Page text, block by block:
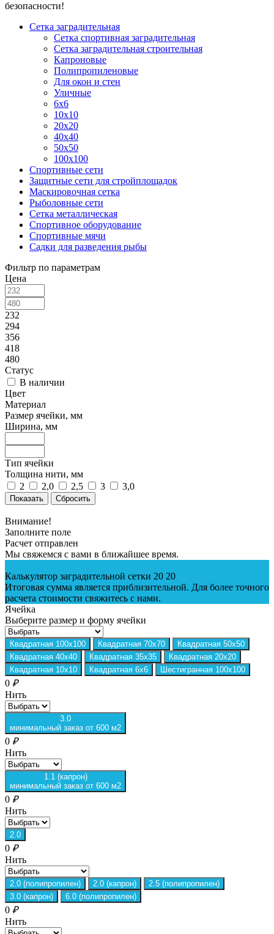
безопасности!
Сетка заградительная
Сетка спортивная заградительная
Сетка заградительная строительная
Капроновые
Полипропиленовые
Для окон и стен
Уличные
6х6
10х10
20х20
40х40
50х50
100х100
Спортивные сети
Защитные сети для стройплощадок
Маскировочная сетка
Рыболовные сети
Сетка металлическая
Спортивное оборудование
Спортивные мячи
Садки для разведения рыбы
Фильтр по параметрам
Цена
232
294
356
418
480
Статус
В наличии
Цвет
Материал
Размер ячейки, мм
Ширина, мм
Тип ячейки
Толщина нити, мм
2
2,0 2,5 3 3,0
Сбросить
Внимание!
Заполните поле
Расчет отправлен
Мы свяжемся с вами в ближайшее время.
Калькулятор заградительной сетки 20 20
Итоговая сумма является приблизительной. Для более точного
расчета стоимости свяжитесь с нами.
Ячейка
Выберите размер и форму ячейки
Квадратная 100х100 Квадратная 70х70
Квадратная 50х50
Квадратная 40х40
Квадратная 35х35
Квадратная 20х20
Квадратная 10х10
Квадратная 6х6 Шестигранная 100х100
0 ₽
Нить
3.0
минимальный заказ от 600 м2
0 ₽
Нить
1.1 (капрон)
минимальный заказ от 600 м2
0 ₽
Нить
2.0
0 ₽
Нить
2.0 (полипропилен) 2.0 (капрон)
2.5 (полипропилен)
3.0 (капрон)
6.0 (полипропилен)
0 ₽
Нить